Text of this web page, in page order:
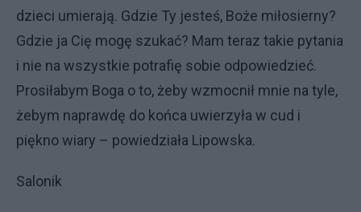
dzieci umierają. Gdzie Ty jesteś, Boże miłosierny?
Gdzie ja Cię mogę szukać? Mam teraz takie pytania
i nie na wszystkie potrafię sobie odpowiedzieć.
Prosiłabym Boga o to, żeby wzmocnił mnie na tyle,
żebym naprawdę do końca uwierzyła w cud i
piękno wiary – powiedziała Lipowska.
Salonik